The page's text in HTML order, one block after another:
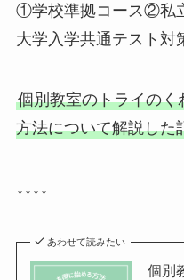
①学校準拠コース②私
大学入学共通テスト対
個別教室のトライの
方法について解説した
↓↓↓↓
あわせて読みたい
個別